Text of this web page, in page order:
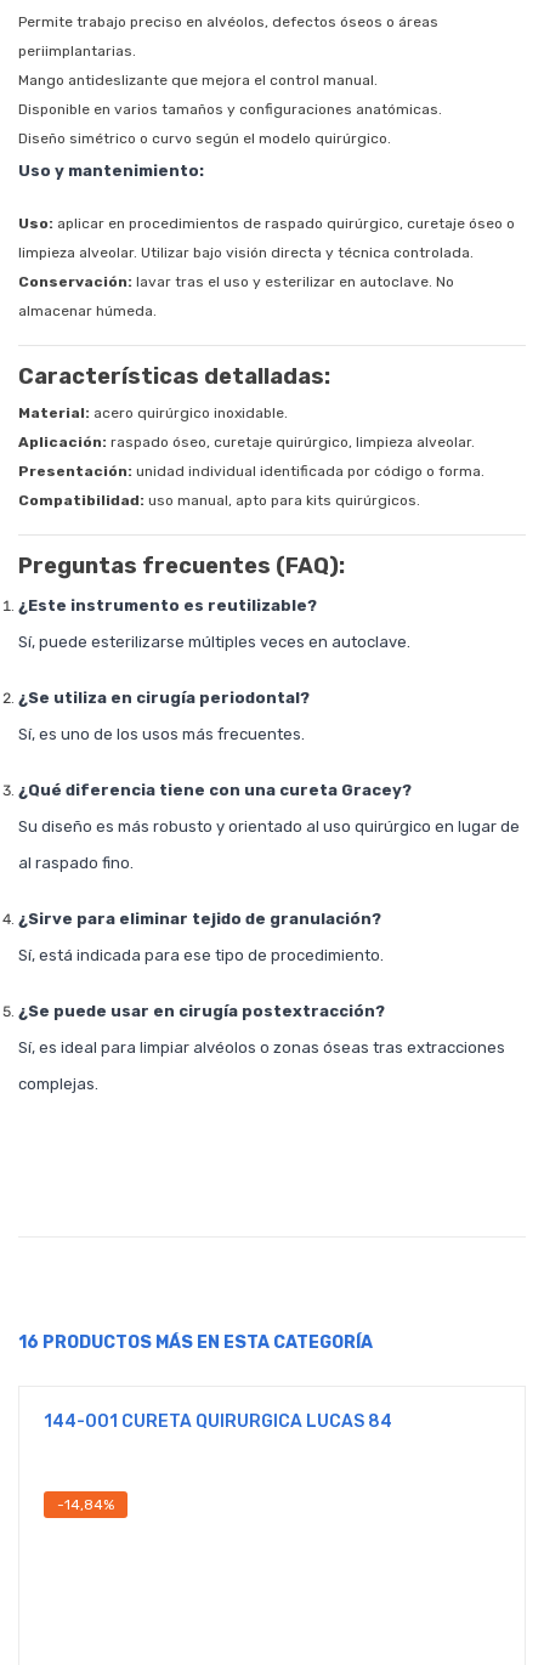
Permite trabajo preciso en alvéolos, defectos óseos o áreas
periimplantarias.
Mango antideslizante que mejora el control manual.
Disponible en varios tamaños y configuraciones anatómicas.
Diseño simétrico o curvo según el modelo quirúrgico.
Uso y mantenimiento:
Uso: aplicar en procedimientos de raspado quirúrgico, curetaje óseo o
limpieza alveolar. Utilizar bajo visión directa y técnica controlada.
Conservación: lavar tras el uso y esterilizar en autoclave. No
almacenar húmeda.
Características detalladas:
Material: acero quirúrgico inoxidable.
Aplicación: raspado óseo, curetaje quirúrgico, limpieza alveolar.
Presentación: unidad individual identificada por código o forma.
Compatibilidad: uso manual, apto para kits quirúrgicos.
Preguntas frecuentes (FAQ):
¿Este instrumento es reutilizable?
Sí, puede esterilizarse múltiples veces en autoclave.
¿Se utiliza en cirugía periodontal?
Sí, es uno de los usos más frecuentes.
¿Qué diferencia tiene con una cureta Gracey?
Su diseño es más robusto y orientado al uso quirúrgico en lugar de
al raspado fino.
¿Sirve para eliminar tejido de granulación?
Sí, está indicada para ese tipo de procedimiento.
¿Se puede usar en cirugía postextracción?
Sí, es ideal para limpiar alvéolos o zonas óseas tras extracciones
complejas.
16 PRODUCTOS MÁS EN ESTA CATEGORÍA
144-001 CURETA QUIRURGICA LUCAS 84
-14,84%